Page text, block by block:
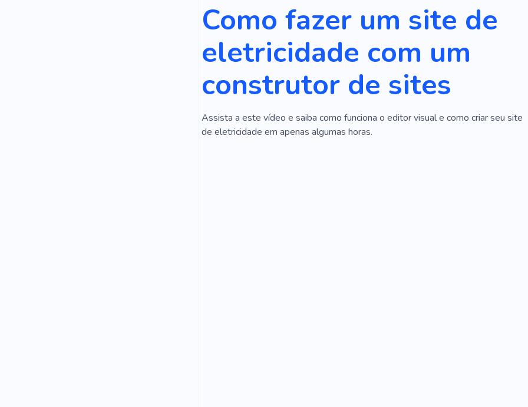
Como fazer um site de
eletricidade com um
construtor de sites
Assista a este vídeo e saiba como funciona o editor visual e como criar seu site
de eletricidade em apenas algumas horas.